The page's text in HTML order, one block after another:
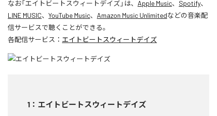
なお「エイトビートスウィートデイズ」は、 Apple Music、 Spotify、
LINE MUSIC、 YouTube Music、 Amazon Music Unlimitedなどの音楽配
信サービスで聴くことができる。
各配信サービス： エイトビートスウィートデイズ
1 ： エイトビートスウィートデイズ